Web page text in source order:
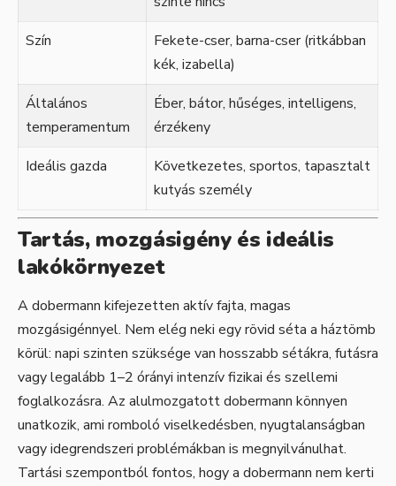
Szín
Fekete-cser, barna-cser (ritkábban
kék, izabella)
Általános
temperamentum
Éber, bátor, hűséges, intelligens,
érzékeny
Ideális gazda
Következetes, sportos, tapasztalt
kutyás személy
Tartás, mozgásigény és ideális
lakókörnyezet
A dobermann kifejezetten aktív fajta, magas
mozgásigénnyel. Nem elég neki egy rövid séta a háztömb
körül: napi szinten szüksége van hosszabb sétákra, futásra
vagy legalább 1–2 órányi intenzív fizikai és szellemi
foglalkozásra. Az alulmozgatott dobermann könnyen
unatkozik, ami romboló viselkedésben, nyugtalanságban
vagy idegrendszeri problémákban is megnyilvánulhat.
Tartási szempontból fontos, hogy a dobermann nem kerti